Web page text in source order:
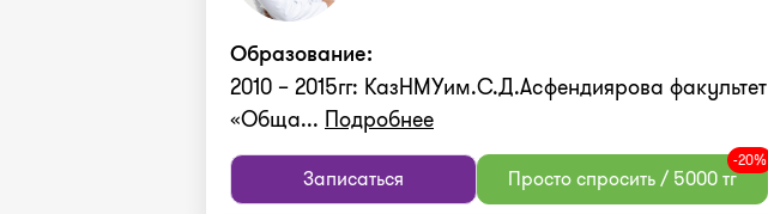
Образование:
2010 – 2015гг: КазНМУим.С.Д.Асфендиярова факультет
«Обща... Подробнее
Записаться Просто спросить / 5000 тг
-20%